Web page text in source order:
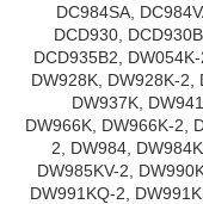
DC984SA,
DCD930,
DCD935B2,
DW928K, DW928K-2,
DW937K,
DW966K, DW966K-2,
2, DW984,
DW985KV-2,
DW991KQ-2,